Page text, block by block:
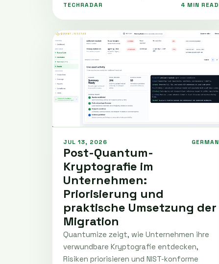
TECHRADAR 4 MIN READ
JUL 13, 2026 GERMAN
Post-Quantum-
Kryptografie im
Unternehmen:
Priorisierung und
praktische Umsetzung der
Migration
Quantumize zeigt, wie Unternehmen ihre
verwundbare Kryptografie entdecken,
Risiken priorisieren und NIST-konforme